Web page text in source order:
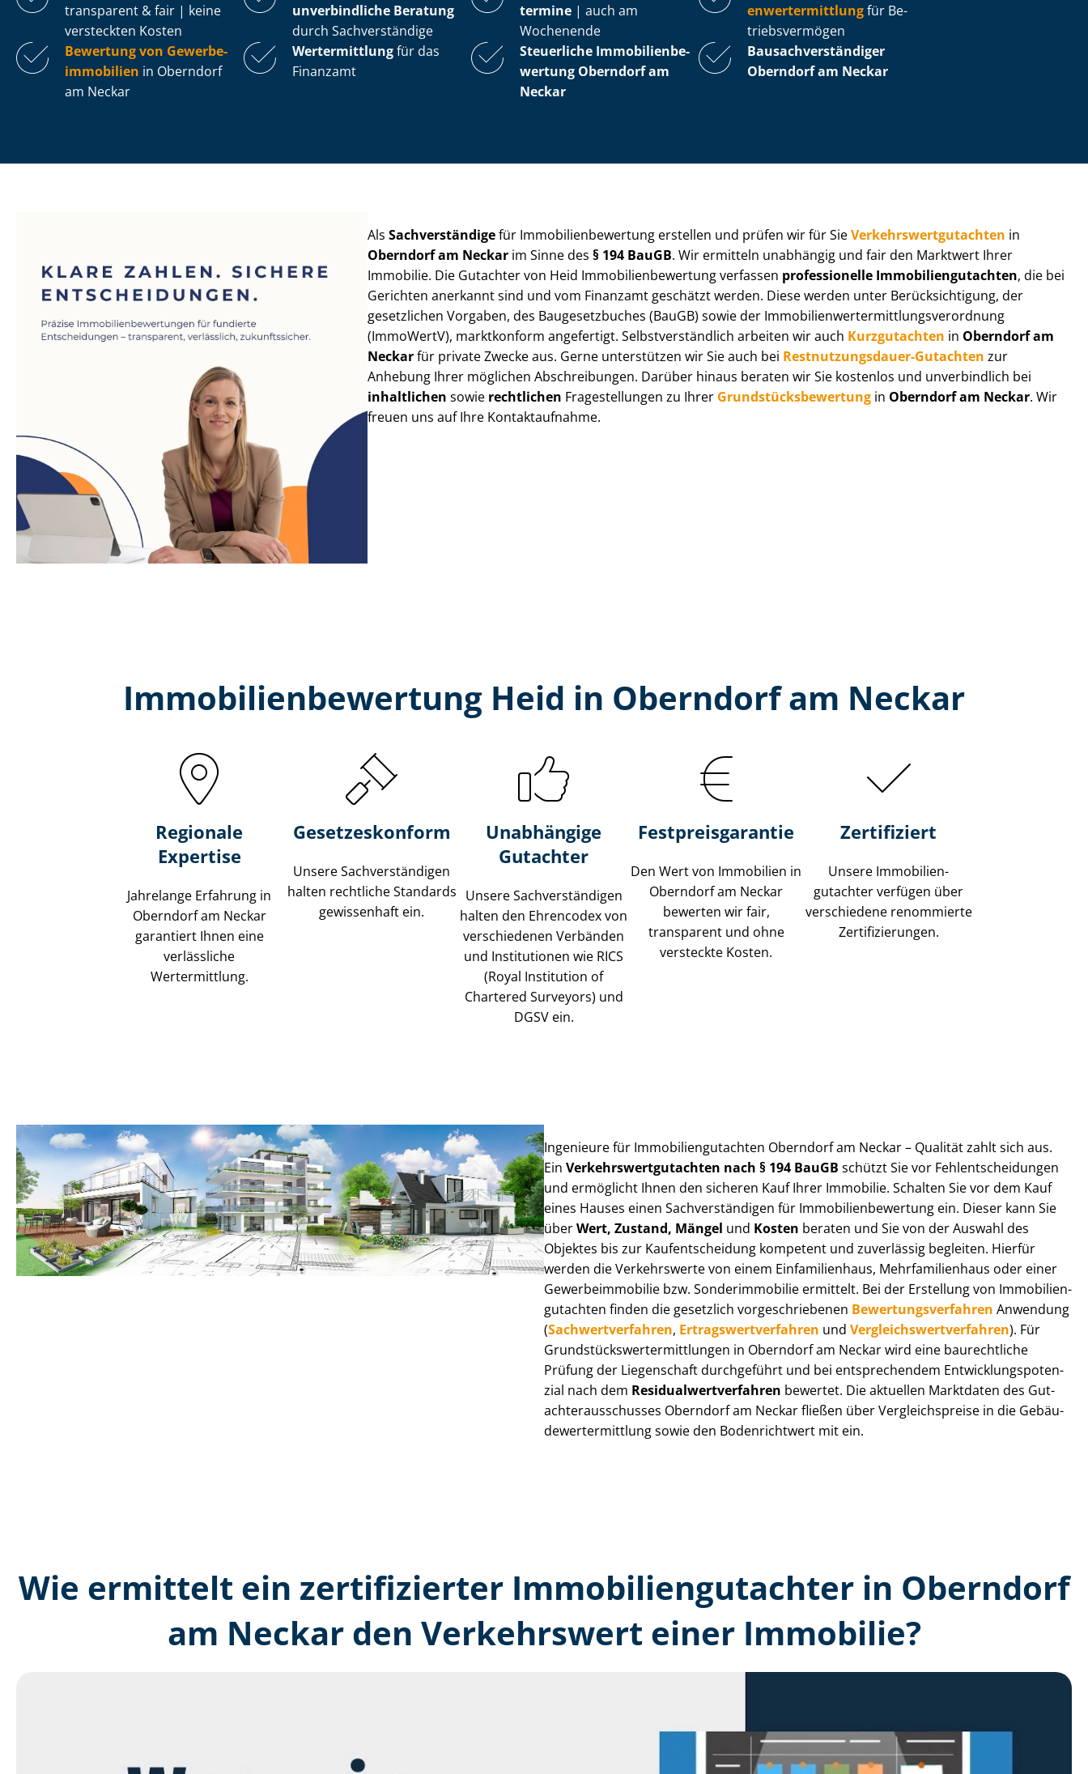
transparent & fair | keine
versteckten Kosten
unverbindliche Beratung
durch Sachverständige
ter­mi­ne | auch am
Wochenende
en­wert­ermitt­lungfür Be­
triebs­ver­mö­gen
Bewertung von Ge­wer­be­
im­mo­bi­li­en in Oberndorf
am Neckar
Wertermittlungfür das
Finanzamt
Steuerliche Im­mo­bi­li­en­be­
wer­tung Oberndorf am
Neckar
Bau­sach­ver­stän­di­ger
Oberndorf am Neckar
AlsSachverständigefür Im­mo­bi­li­en­be­wer­tung erstellen und prüfen wir für SieVer­kehrs­wert­gut­ach­ten in
Oberndorf am Neckar im Sinne des§ 194 BauGB. Wir ermitteln unabhängig und fair den Marktwert Ihrer
Immobilie. Die Gutachter von Heid Im­mo­bi­li­en­be­wer­tung verfassen professionelle Im­mo­bi­li­en­gut­ach­ten, die bei
Gerichten anerkannt sind und vom Finanzamt geschätzt werden. Diese werden unter Be­rück­sich­ti­gung, der
gesetzlichen Vorgaben, des Baugesetzbuches (BauGB) sowie der Im­mo­bi­li­en­wert­ermitt­lungs­ver­ord­nung
(ImmoWertV), marktkonform angefertigt. Selbst­ver­ständ­lich arbeiten wir auch Kurzgutachten in Oberndorf am
Neckarfür private Zwecke aus. Gerne unterstützen wir Sie auch bei Rest­nut­zungs­dau­er-Gutachten zur
Anhebung Ihrer möglichen Abschreibungen. Darüber hinaus beraten wir Sie kostenlos und unverbindlich bei
inhaltlichen sowie rechtlichen Fragestellungen zu Ihrer Grund­stücks­be­wer­tung in Oberndorf am Neckar. Wir
freuen uns auf Ihre Kontaktaufnahme.
Immobilien­bewertung Heid in Oberndorf am Neckar
Regionale
Expertise
Jahrelange Erfahrung in
Oberndorf am Neckar
garantiert Ihnen eine
verlässliche
Wertermittlung.
Gesetzes­konform
Unsere Sach­ver­stän­di­gen
halten rechtliche Standards
gewissenhaft ein.
Unabhängige
Gutachter
Unsere Sach­ver­stän­di­gen
halten den Ehrencodex von
verschiedenen Verbänden
und Institutionen wie RICS
(Royal Institution of
Chartered Surveyors) und
DGSV ein.
Festpreis​garantie
Den Wert von Immobilien in
Oberndorf am Neckar
bewerten wir fair,
transparent und ohne
versteckte Kosten.
Zertifiziert
Unsere Immobilien­
gutachter verfügen über
verschiedene renommierte
Zer­ti­fi­zie­run­gen.
Ingenieure für Im­mo­bi­li­en­gut­ach­ten Oberndorf am Neckar – Qualität zahlt sich aus.
Ein Ver­kehrs­wert­gut­ach­ten nach § 194 BauGB schützt Sie vor Fehl­ent­schei­dun­gen
und ermöglicht Ihnen den sicheren Kauf Ihrer Immobilie. Schalten Sie vor dem Kauf
eines Hauses einen Sach­ver­stän­di­gen für Im­mo­bi­li­en­be­wer­tung ein. Dieser kann Sie
überWert, Zustand, Mängel und Kosten beraten und Sie von der Auswahl des
Objektes bis zur Kauf­ent­schei­dung kompetent und zuverlässig begleiten. Hierfür
werden die Verkehrswerte von einem Einfamilienhaus, Mehr­fa­mi­li­en­haus oder einer
Ge­wer­be­im­mo­bi­lie bzw. Sonderimmobilie ermittelt. Bei der Erstellung von Im­mo­bi­li­en­
gut­ach­ten finden die gesetzlich vor­ge­schrie­be­nen Be­wer­tungs­ver­fah­ren Anwendung
(Sach­wert­ver­fah­ren, Er­trags­wert­ver­fah­ren und Ver­gleichs­wert­ver­fah­ren). Für
Grund­stücks­wert­ermitt­lun­gen in Oberndorf am Neckar wird eine baurechtliche
Prüfung der Liegenschaft durchgeführt und bei entsprechendem Ent­wick­lungs­po­ten­
zi­al nach dem Re­si­du­al­wert­ver­fah­ren bewertet. Die aktuellen Marktdaten des Gut­
ach­ter­aus­schus­ses Oberndorf am Neckar fließen über Ver­gleichs­prei­se in die Ge­bäu­
de­wert­ermitt­lung sowie den Bodenrichtwert mit ein.
Wie ermittelt ein zertifizierter Immobilien­gutachter in Oberndorf
am Neckar den Verkehrswert einer Immobilie?